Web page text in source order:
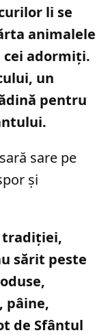
li se
animalele
cei adormiți.
un
pentru
sare pe
și
tradiției,
sărit peste
pâine,
de Sfântul